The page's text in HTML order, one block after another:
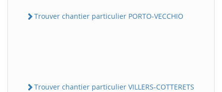
Trouver chantier particulier PORTO-VECCHIO
Trouver chantier particulier VILLERS-COTTERETS